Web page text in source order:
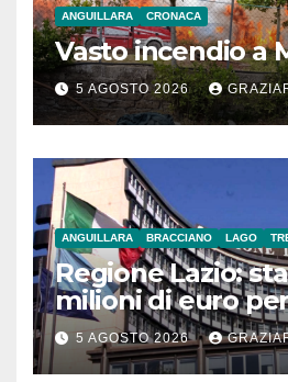
ANGUILLARA CRONACA
Vasto incendio a
5 AGOSTO 2026
ANGUILLARA BRACCIANO LAGO
Regione Lazio:
milioni di euro
Comuni
Meridionale
5 AGOSTO 2026